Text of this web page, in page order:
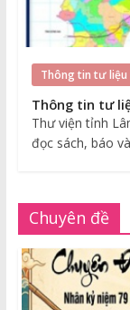
Thông tin tư liệu
Thông tin tư
Thư viện tỉnh
đọc sách, báo
Chuyên đề